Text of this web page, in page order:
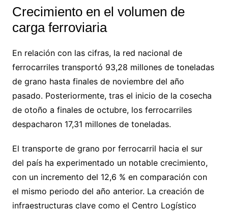
Crecimiento en el volumen de
carga ferroviaria
En relación con las cifras, la red nacional de
ferrocarriles transportó 93,28 millones de toneladas
de grano hasta finales de noviembre del año
pasado. Posteriormente, tras el inicio de la cosecha
de otoño a finales de octubre, los ferrocarriles
despacharon 17,31 millones de toneladas.
El transporte de grano por ferrocarril hacia el sur
del país ha experimentado un notable crecimiento,
con un incremento del 12,6 % en comparación con
el mismo periodo del año anterior. La creación de
infraestructuras clave como el Centro Logístico